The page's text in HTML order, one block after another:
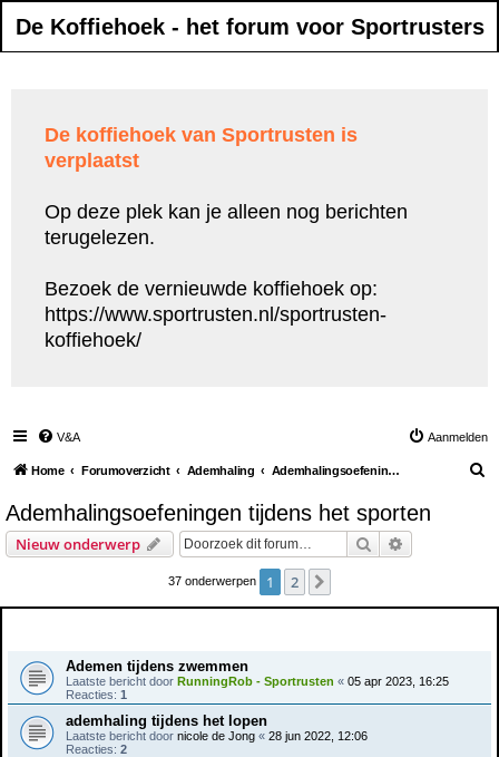
De Koffiehoek - het forum voor Sportrusters
De koffiehoek van Sportrusten is
verplaatst
Op deze plek kan je alleen nog berichten
terugelezen.
Bezoek de vernieuwde koffiehoek op:
https://www.sportrusten.nl/sportrusten-
koffiehoek/
V&A Aanmelden
Home Forumoverzicht Ademhaling Ademhalingsoefeningen tijdens het sporten
Ademhalingsoefeningen tijdens het sporten
Nieuw onderwerp Zoek
37 onderwerpen 1 2
Ademen tijdens zwemmen
Laatste bericht door RunningRob - Sportrusten « 05 apr 2023, 16:25
Reacties: 1
ademhaling tijdens het lopen
Laatste bericht door nicole de Jong « 28 jun 2022, 12:06
Reacties: 2